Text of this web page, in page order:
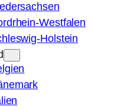
Westfalen
Holstein